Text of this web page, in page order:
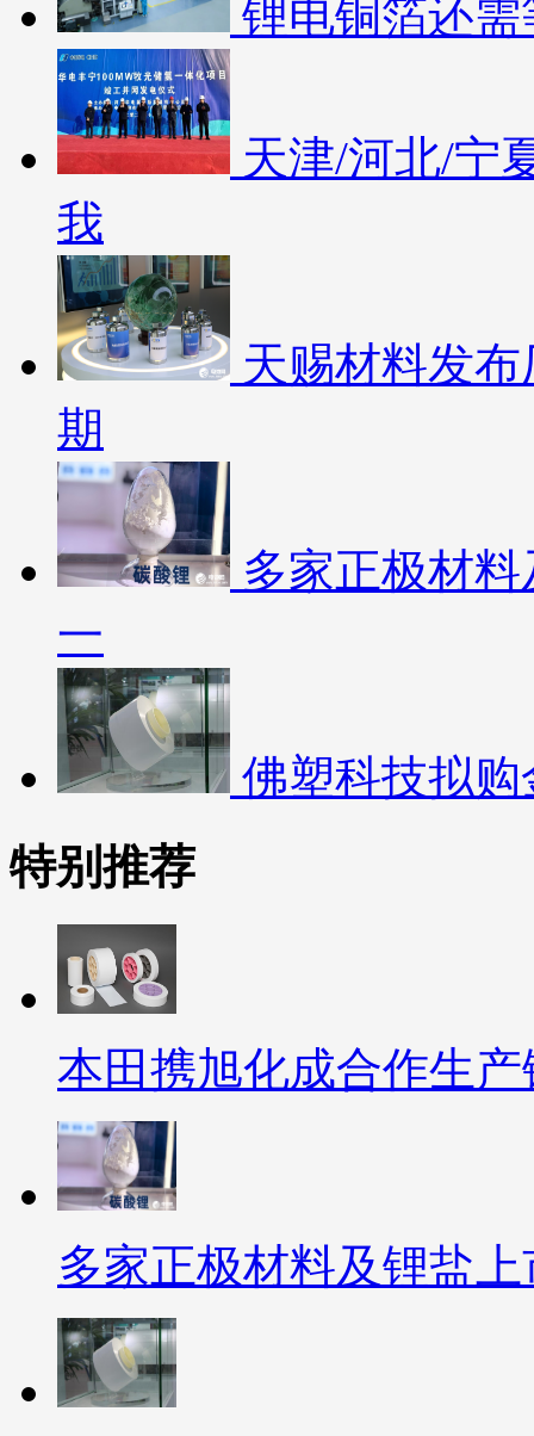
锂电铜箔还
天津/河北/宁
我
天赐材料发
期
多家正极材
一
佛塑科技拟
特别推荐
本田携旭化成合作生
多家正极材料及锂盐